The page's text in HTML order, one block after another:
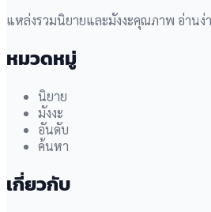
แหล่งรวมนิยายและมังงะคุณภาพ อ่านง่
หมวดหมู่
นิยาย
มังงะ
อันดับ
ค้นหา
เกี่ยวกับ